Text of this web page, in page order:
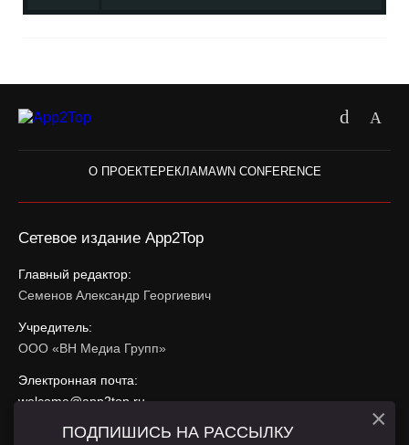
О ПРОЕКТЕРЕКЛАМАWN CONFERENCE
Сетевое издание App2Top
Главный редактор:
Семенов Александр Георгиевич
Учредитель:
ООО «ВН Медиа Групп»
Электронная почта:
welcome@app2top.ru
ПОДПИШИСЬ НА РАССЫЛКУ ×